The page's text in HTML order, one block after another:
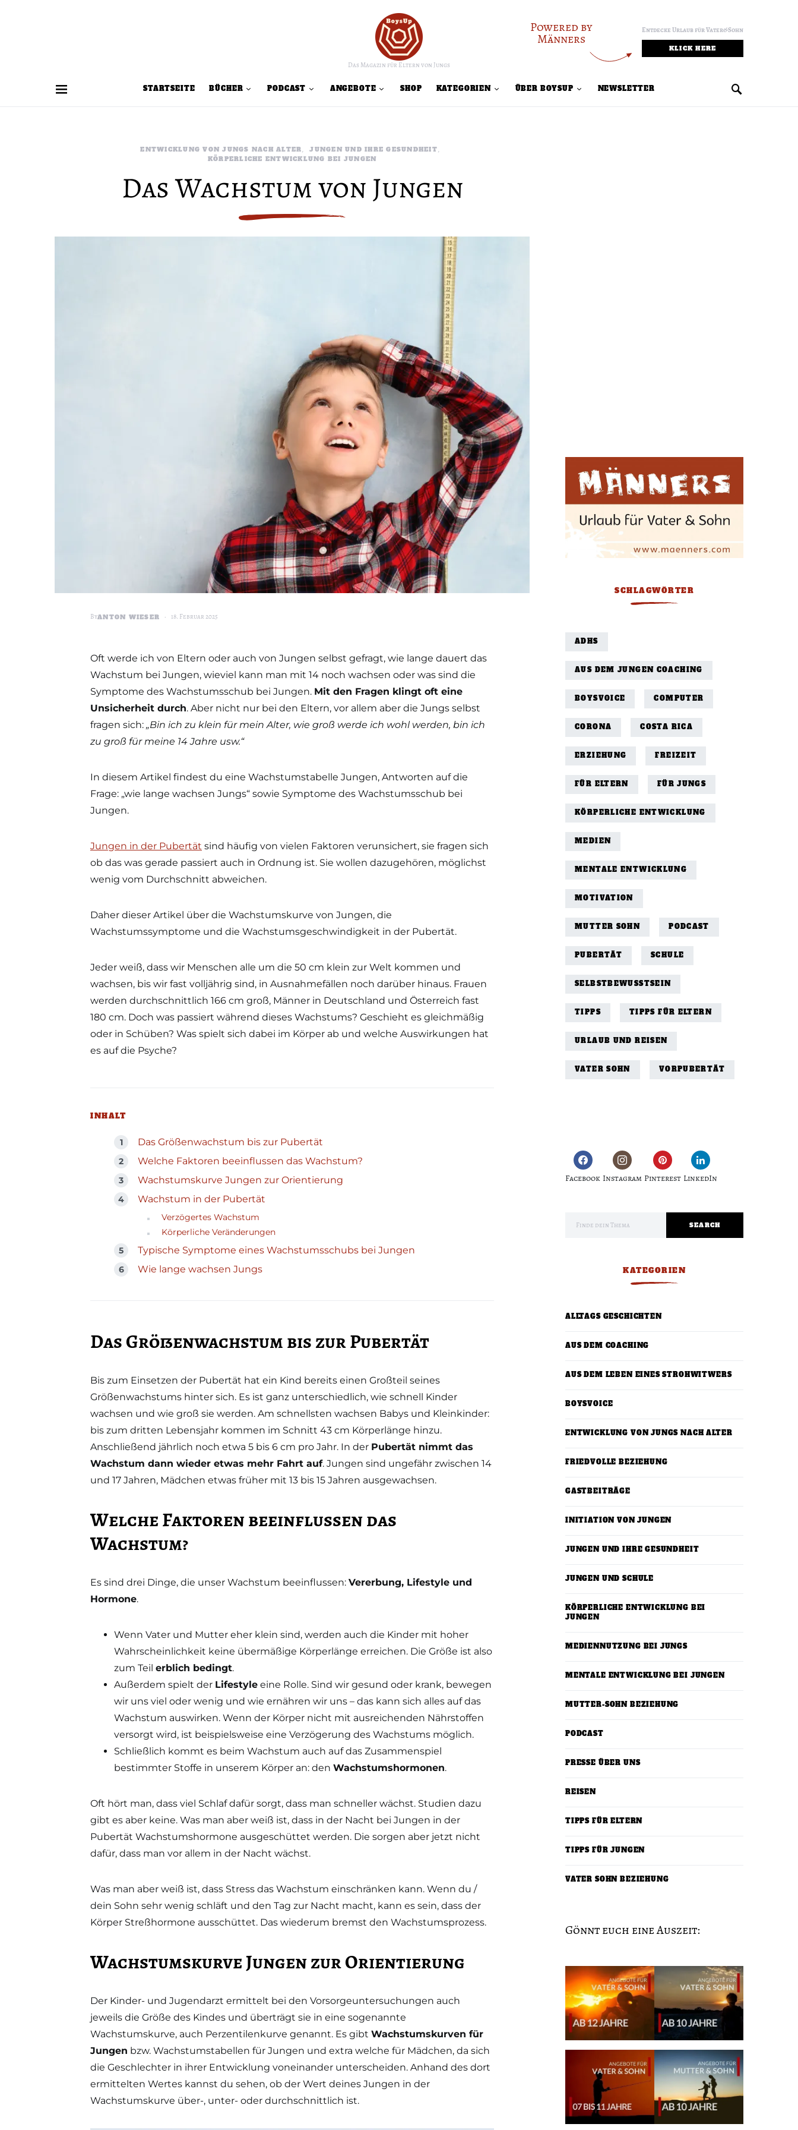
Das Magazin für Eltern von Jungs
Powered by
Männers
Entdecke Urlaub für Vater&Sohn
KLICK HERE
STARTSEITE BÜCHER PODCAST ANGEBOTE SHOP KATEGORIEN ÜBER BOYSUP NEWSLETTER
ENTWICKLUNG VON JUNGS NACH ALTER
JUNGEN UND IHRE GESUNDHEIT
KÖRPERLICHE ENTWICKLUNG BEI JUNGEN
Das Wachstum von Jungen
ByANTON WIESER 18. Februar 2025
Oft werde ich von Eltern oder auch von Jungen selbst gefragt, wie lange dauert das
Wachstum bei Jungen, wieviel kann man mit 14 noch wachsen oder was sind die
Symptome des Wachstumsschub bei Jungen. Mit den Fragen klingt oft eine
Unsicherheit durch. Aber nicht nur bei den Eltern, vor allem aber die Jungs selbst
fragen sich: „Bin ich zu klein für mein Alter, wie groß werde ich wohl werden, bin ich
zu groß für meine 14 Jahre usw.“
In diesem Artikel findest du eine Wachstumstabelle Jungen, Antworten auf die
Frage: „wie lange wachsen Jungs“ sowie Symptome des Wachstumsschub bei
Jungen.
Jungen in der Pubertät sind häufig von vielen Faktoren verunsichert, sie fragen sich
ob das was gerade passiert auch in Ordnung ist. Sie wollen dazugehören, möglichst
wenig vom Durchschnitt abweichen.
Daher dieser Artikel über die Wachstumskurve von Jungen, die
Wachstumssymptome und die Wachstumsgeschwindigkeit in der Pubertät.
Jeder weiß, dass wir Menschen alle um die 50 cm klein zur Welt kommen und
wachsen, bis wir fast volljährig sind, in Ausnahmefällen noch darüber hinaus. Frauen
werden durchschnittlich 166 cm groß, Männer in Deutschland und Österreich fast
180 cm. Doch was passiert während dieses Wachstums? Geschieht es gleichmäßig
oder in Schüben? Was spielt sich dabei im Körper ab und welche Auswirkungen hat
es auf die Psyche?
INHALT
Das Größenwachstum bis zur Pubertät
Welche Faktoren beeinflussen das Wachstum?
Wachstumskurve Jungen zur Orientierung
Wachstum in der Pubertät
Verzögertes Wachstum
Körperliche Veränderungen
Typische Symptome eines Wachstumsschubs bei Jungen
Wie lange wachsen Jungs
Das Größenwachstum bis zur Pubertät
Bis zum Einsetzen der Pubertät hat ein Kind bereits einen Großteil seines
Größenwachstums hinter sich. Es ist ganz unterschiedlich, wie schnell Kinder
wachsen und wie groß sie werden. Am schnellsten wachsen Babys und Kleinkinder:
bis zum dritten Lebensjahr kommen im Schnitt 43 cm Körperlänge hinzu.
Anschließend jährlich noch etwa 5 bis 6 cm pro Jahr. In der Pubertät nimmt das
Wachstum dann wieder etwas mehr Fahrt auf. Jungen sind ungefähr zwischen 14
und 17 Jahren, Mädchen etwas früher mit 13 bis 15 Jahren ausgewachsen.
Welche Faktoren beeinflussen das
Wachstum?
Es sind drei Dinge, die unser Wachstum beeinflussen: Vererbung, Lifestyle und
Hormone.
Wenn Vater und Mutter eher klein sind, werden auch die Kinder mit hoher
Wahrscheinlichkeit keine übermäßige Körperlänge erreichen. Die Größe ist also
zum Teil erblich bedingt.
Außerdem spielt der Lifestyle eine Rolle. Sind wir gesund oder krank, bewegen
wir uns viel oder wenig und wie ernähren wir uns – das kann sich alles auf das
Wachstum auswirken. Wenn der Körper nicht mit ausreichenden Nährstoffen
versorgt wird, ist beispielsweise eine Verzögerung des Wachstums möglich.
Schließlich kommt es beim Wachstum auch auf das Zusammenspiel
bestimmter Stoffe in unserem Körper an: den Wachstumshormonen.
Oft hört man, dass viel Schlaf dafür sorgt, dass man schneller wächst. Studien dazu
gibt es aber keine. Was man aber weiß ist, dass in der Nacht bei Jungen in der
Pubertät Wachstumshormone ausgeschüttet werden. Die sorgen aber jetzt nicht
dafür, dass man vor allem in der Nacht wächst.
Was man aber weiß ist, dass Stress das Wachstum einschränken kann. Wenn du /
dein Sohn sehr wenig schläft und den Tag zur Nacht macht, kann es sein, dass der
Körper Streßhormone ausschüttet. Das wiederum bremst den Wachstumsprozess.
Wachstumskurve Jungen zur Orientierung
Der Kinder- und Jugendarzt ermittelt bei den Vorsorgeuntersuchungen auch
jeweils die Größe des Kindes und überträgt sie in eine sogenannte
Wachstumskurve, auch Perzentilenkurve genannt. Es gibt Wachstumskurven für
Jungen bzw. Wachstumstabellen für Jungen und extra welche für Mädchen, da sich
die Geschlechter in ihrer Entwicklung voneinander unterscheiden. Anhand des dort
ermittelten Wertes kannst du sehen, ob der Wert deines Jungen in der
Wachstumskurve über-, unter- oder durchschnittlich ist.
SCHLAGWÖRTER
ADHS
AUS DEM JUNGEN COACHING
BOYSVOICE COMPUTER
CORONA COSTA RICA
ERZIEHUNG FREIZEIT
FÜR ELTERN FÜR JUNGS
KÖRPERLICHE ENTWICKLUNG
MEDIEN
MENTALE ENTWICKLUNG
MOTIVATION
MUTTER SOHN PODCAST
PUBERTÄT SCHULE
SELBSTBEWUSSTSEIN
TIPPS TIPPS FÜR ELTERN
URLAUB UND REISEN
VATER SOHN VORPUBERTÄT
Facebook Instagram Pinterest LinkedIn
SEARCH
KATEGORIEN
ALLTAGS GESCHICHTEN
AUS DEM COACHING
AUS DEM LEBEN EINES STROHWITWERS
BOYSVOICE
ENTWICKLUNG VON JUNGS NACH ALTER
FRIEDVOLLE BEZIEHUNG
GASTBEITRÄGE
INITIATION VON JUNGEN
JUNGEN UND IHRE GESUNDHEIT
JUNGEN UND SCHULE
KÖRPERLICHE ENTWICKLUNG BEI
JUNGEN
MEDIENNUTZUNG BEI JUNGS
MENTALE ENTWICKLUNG BEI JUNGEN
MUTTER-SOHN BEZIEHUNG
PODCAST
PRESSE ÜBER UNS
REISEN
TIPPS FÜR ELTERN
TIPPS FÜR JUNGEN
VATER SOHN BEZIEHUNG
Gönnt euch eine Auszeit: